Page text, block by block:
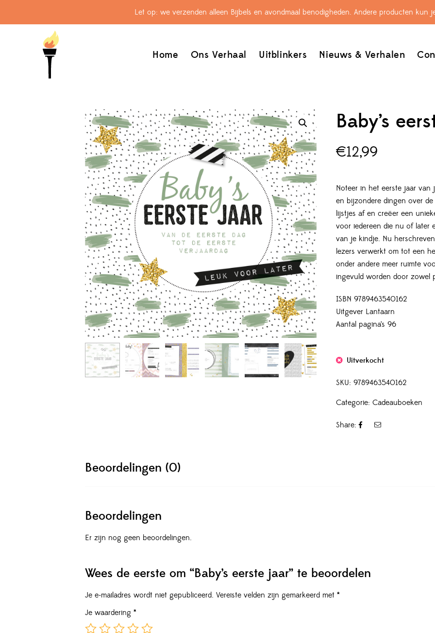
Let op: we verzenden alleen Bijbels en avondmaal benodigheden. Andere producten kun
Home Ons Verhaal Uitblinkers Nieuws & Verhalen
Baby’s
€12,99
Noteer in het eerste jaar van
en bijzondere dingen over
lijstjes af en creëer een
voor iedereen die nu of later
van je kindje. Nu
lezers verwerkt om tot een
onder andere meer ruimte
ingevuld worden door zowel
ISBN 9789463540162
Uitgever Lantaarn
Aantal pagina’s 96
Uitverkocht
SKU: 9789463540162
Categorie: Cadeauboeken
Share:
Beoordelingen (0)
Beoordelingen
Er zijn nog geen beoordelingen.
Wees de eerste om “Baby’s eerste jaar” te beoordelen
Je e-mailadres wordt niet gepubliceerd. Vereiste velden zijn gemarkeerd met *
Je waardering *